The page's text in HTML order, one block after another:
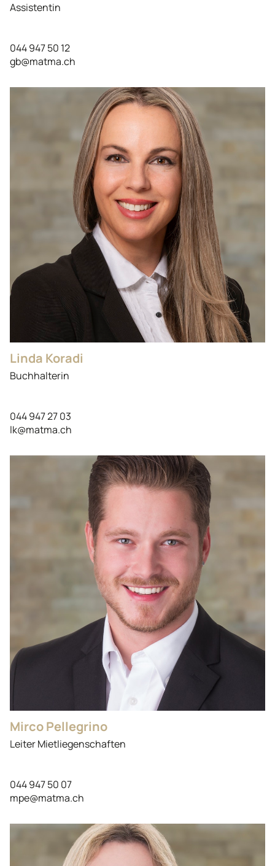
Assistentin
044 947 50 12
gb@matma.ch
Linda Koradi
Buchhalterin
044 947 27 03
lk@matma.ch
Mirco Pellegrino
Leiter Mietliegenschaften
044 947 50 07
mpe@matma.ch